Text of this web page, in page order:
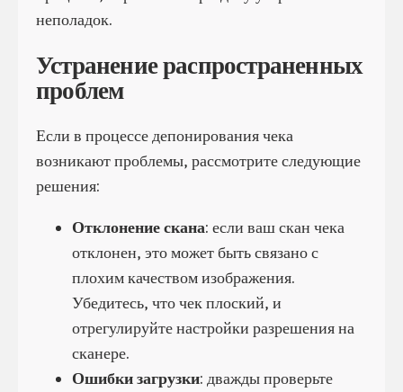
неполадок.
Устранение распространенных
проблем
Если в процессе депонирования чека
возникают проблемы, рассмотрите следующие
решения:
Отклонение скана: если ваш скан чека
отклонен, это может быть связано с
плохим качеством изображения.
Убедитесь, что чек плоский, и
отрегулируйте настройки разрешения на
сканере.
Ошибки загрузки: дважды проверьте